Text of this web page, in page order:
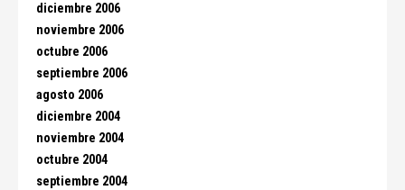
diciembre 2006
noviembre 2006
octubre 2006
septiembre 2006
agosto 2006
diciembre 2004
noviembre 2004
octubre 2004
septiembre 2004